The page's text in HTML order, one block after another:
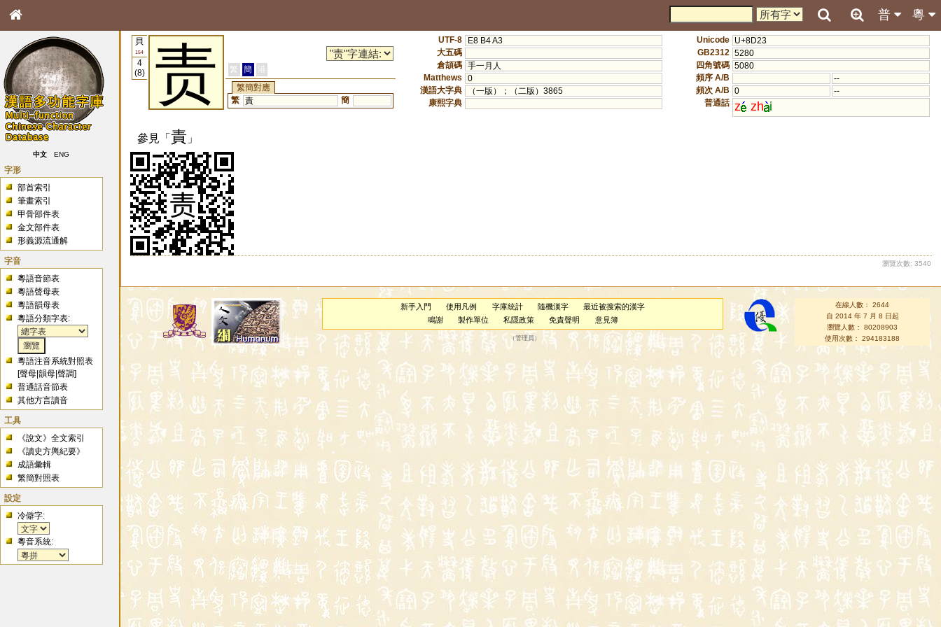
粵
普
中文 ENG
字形
部首索引
筆畫索引
甲骨部件表
金文部件表
形義源流通解
字音
粵語音節表
粵語聲母表
粵語韻母表
粵語分類字表:
粵語注音系統對照表
[聲母 |韻母 |聲調]
普通話音節表
其他方言讀音
工具
《說文》全文索引
《讀史方輿紀要》
成語彙輯
繁簡對照表
設定
冷僻字:
粵音系統:
貝
154
4
(8)
责 繁 簡
港
繁簡對應
繁 責 簡
UTF-8
E8 B4 A3
大五碼
倉頡碼 手一月人
Matthews
0
漢語大字典
（一版）；（二版）3865
康熙字典
Unicode U+8D23
GB2312 5280
四角號碼 5080
頻序 A/B
--
頻次 A/B 0
--
普通話 z zh i
參見「責 」
瀏覽次數: 3540
新手入門 使用凡例 字庫統計 隨機漢字
最近被搜索的漢字
鳴謝
製作單位 私隱政策 免責聲明 意見簿
（管理員）
在線人數： 2644
自 2014 年 7 月 8 日起
瀏覽人數： 80208903
使用次數： 294183188